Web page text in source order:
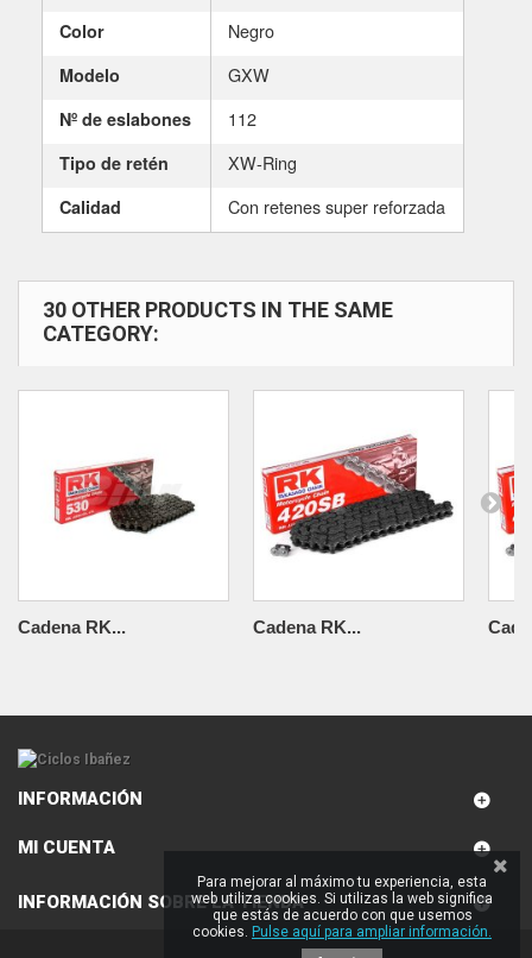
Color Negro
Modelo GXW
Nº de eslabones 112
Tipo de retén XW-Ring
Calidad Con retenes super reforzada
30 OTHER PRODUCTS IN THE SAME
CATEGORY:
Cadena RK... Cadena RK...
INFORMACIÓN
MI CUENTA
INFORMACIÓN SOBRE LA TIENDA
Para mejorar al máximo tu experiencia, esta
web utiliza cookies. Si utilizas la web significa
que estás de acuerdo con que usemos
cookies. Pulse aquí para ampliar información.